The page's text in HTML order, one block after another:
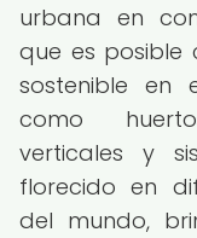
urbana en
que es posible
sostenible en
como
verticales y
florecido en
del mundo,